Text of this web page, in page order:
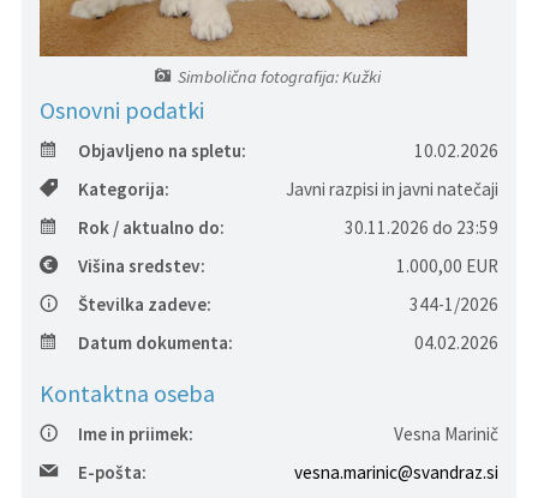
Simbolična fotografija: Kužki
Osnovni podatki
Objavljeno na spletu:
10.02.2026
Kategorija:
Javni razpisi in javni natečaji
Rok / aktualno do:
30.11.2026 do 23:59
Višina sredstev:
1.000,00 EUR
Številka zadeve:
344-1/2026
Datum dokumenta:
04.02.2026
Kontaktna oseba
Ime in priimek:
Vesna Marinič
E-pošta:
vesna.marinic@svandraz.si
Pristojni za vodenje upravnih postopkov
Fotogalerija
Znamenite osebnosti